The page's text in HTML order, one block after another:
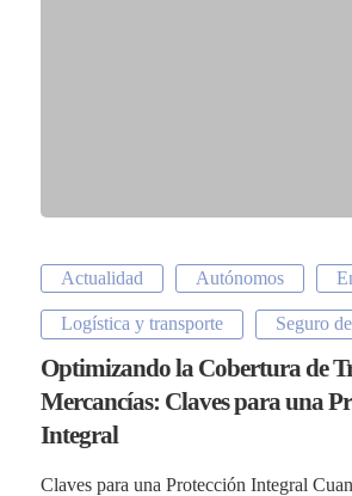
Actualidad Autónomos
Logística y transporte Seguro
Optimizando la Cobertura de
Mercancías: Claves para una
Integral
Claves para una Protección Integral